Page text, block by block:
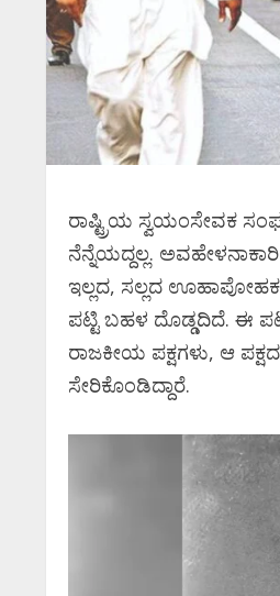
ರಾಷ್ಟ್ರಿಯ ಸ್ವಯಂಸೇವಕ
ನೆನ್ನೆಯದ್ದಲ್ಲ.
ಇಲ್ಲದ, ಸಲ್ಲದ ಊಹಾಪೋಹಕ
ಪಟ್ಟಿ ಬಹಳ ದೊಡ್ಡದಿದೆ. ಈ
ರಾಜಕೀಯ ಪಕ್ಷಗಳು, ಆ
ಸೇರಿಕೊಂಡಿದ್ದಾರೆ.